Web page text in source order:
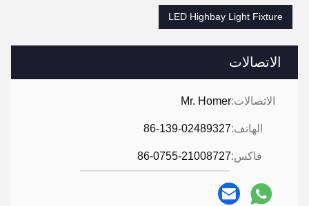
الاتصالات
الاتصالات:Mr. Homer
الهاتف:86-139-02489327
فاكس:86-0755-21008727
LED Highbay Light Fixture